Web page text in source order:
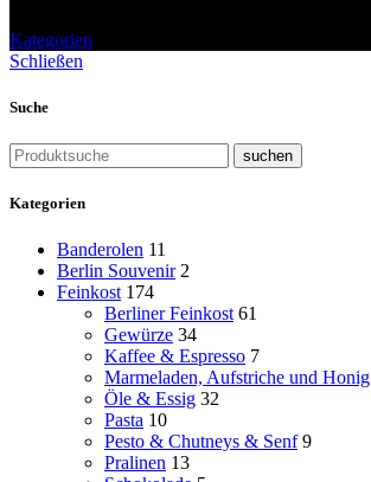
Kategorien
Schließen
Suche
suchen
Kategorien
Banderolen 11
Berlin Souvenir 2
Feinkost 174
Berliner Feinkost 61
Gewürze 34
Kaffee & Espresso 7
Marmeladen, Aufstriche und Honig
Öle & Essig 32
Pasta 10
Pesto & Chutneys & Senf 9
Pralinen 13